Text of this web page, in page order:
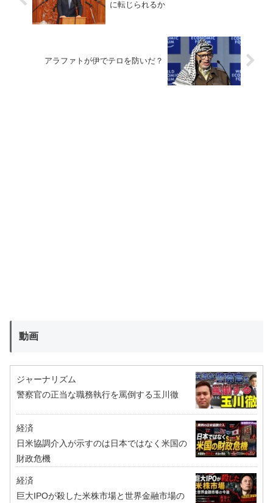
に転じられるか
アラファトが伊でテロを防いだ？
動画
ジャーナリズム
警察官の正当な職務執行を罵倒する玉川徹
経済
日米協調介入が示すのは日本ではなく米国の
財政危機
経済
巨大IPOが殺した米株市場と世界金融市場の